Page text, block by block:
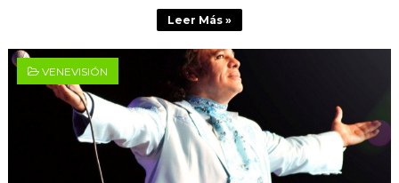
Leer Más »
VENEVISIÓN